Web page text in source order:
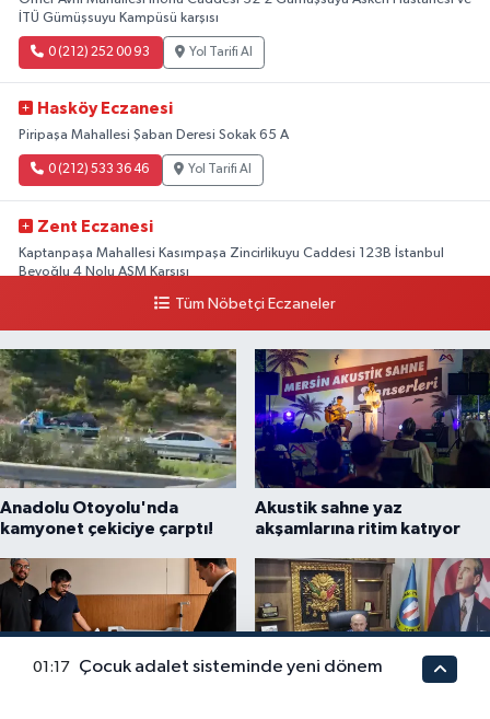
İTÜ Gümüşsuyu Kampüsü karşısı
0 (212) 252 00 93 Yol Tarifi Al
Hasköy Eczanesi
Piripaşa Mahallesi Şaban Deresi Sokak 65 A
0 (212) 533 36 46 Yol Tarifi Al
Zent Eczanesi
Kaptanpaşa Mahallesi Kasımpaşa Zincirlikuyu Caddesi 123B İstanbul
Beyoğlu 4 Nolu ASM Karşısı
Yol Tarifi Al
Tüm Nöbetçi Eczaneler
Anadolu Otoyolu'nda
kamyonet çekiciye çarptı!
Akustik sahne yaz
akşamlarına ritim katıyor
01:17 Çocuk adalet sisteminde yeni dönem